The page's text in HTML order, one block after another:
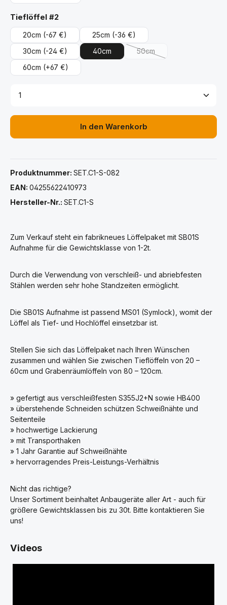
Tieflöffel #2auswählen
20cm (-67 €) 25cm (-36 €)
30cm (-24 €) 40cm 50cm
(Diese Option ist zurzeit
60cm (+67 €)
Produkt Anzahl: Gib den gewünschten Wert ein
In den Warenkorb
Produktnummer: SET.C1-S-082
EAN: 04255622410973
Hersteller-Nr.: SET.C1-S
Zum Verkauf steht ein fabrikneues Löffelpaket mit SB01S
Aufnahme für die Gewichtsklasse von 1-2t.
Durch die Verwendung von verschleiß- und abriebfesten
Stählen werden sehr hohe Standzeiten ermöglicht.
Die SB01S Aufnahme ist passend MS01 (Symlock), womit der
Löffel als Tief- und Hochlöffel einsetzbar ist.
Stellen Sie sich das Löffelpaket nach Ihren Wünschen
zusammen und wählen Sie zwischen Tieflöffeln von 20 –
60cm und Grabenräumlöffeln von 80 – 120cm.
» gefertigt aus verschleißfesten S355J2+N sowie HB400
» überstehende Schneiden schützen Schweißnähte und
Seitenteile
» hochwertige Lackierung
» mit Transporthaken
» 1 Jahr Garantie auf Schweißnähte
» hervorragendes Preis-Leistungs-Verhältnis
Nicht das richtige?
Unser Sortiment beinhaltet Anbaugeräte aller Art - auch für
größere Gewichtsklassen bis zu 30t. Bitte kontaktieren Sie
uns!
Videos